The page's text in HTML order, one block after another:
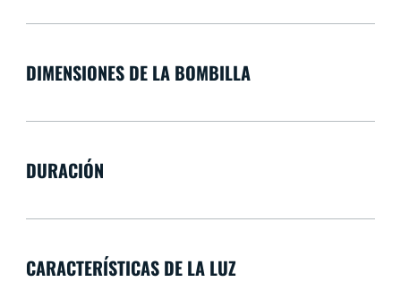
DIMENSIONES DE LA BOMBILLA
DURACIÓN
CARACTERÍSTICAS DE LA LUZ